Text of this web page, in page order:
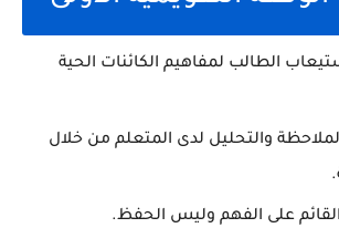
الطالب لمفاهيم الكائنات الحية
والتحليل لدى المتعلم من خلال
القائم على الفهم وليس الحفظ.